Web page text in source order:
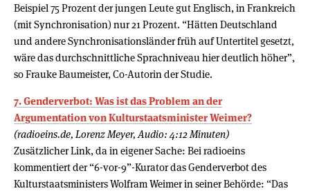
Beispiel 75 Prozent der jungen Leute gut Englisch, in Frankreich
(mit Synchronisation) nur 21 Prozent. “Hätten Deutschland
und andere Synchronisationsländer früh auf Untertitel gesetzt,
wäre das durchschnittliche Sprachniveau hier deutlich höher”,
so Frauke Baumeister, Co-Autorin der Studie.
7. Genderverbot: Was ist das Problem an der
Argumentation von Kulturstaatsminister Weimer?
(radioeins.de, Lorenz Meyer, Audio: 4:12 Minuten)
Zusätzlicher Link, da in eigener Sache: Bei radioeins
kommentiert der “6-vor-9”-Kurator das Genderverbot des
Kulturstaatsministers Wolfram Weimer in seiner Behörde: “Das